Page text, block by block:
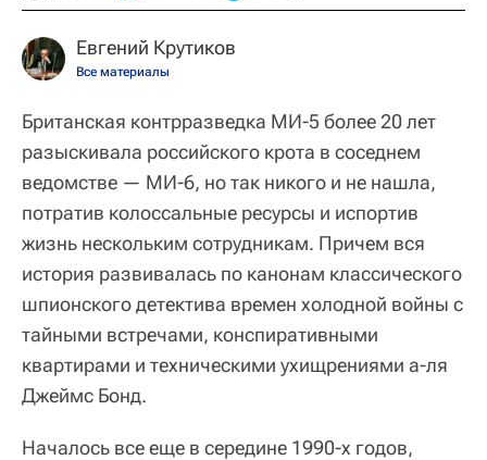
Евгений Крутиков
Все материалы
Британская контрразведка МИ-5 более 20 лет
разыскивала российского крота в соседнем
ведомстве — МИ-6, но так никого и не нашла,
потратив колоссальные ресурсы и испортив
жизнь нескольким сотрудникам. Причем вся
история развивалась по канонам классического
шпионского детектива времен холодной войны с
тайными встречами, конспиративными
квартирами и техническими ухищрениями а-ля
Джеймс Бонд.
Началось все еще в середине 1990-х годов,